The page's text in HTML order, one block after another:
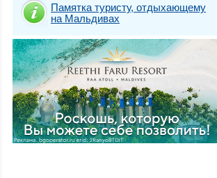
Памятка туристу, отдыхающему
на Мальдивах